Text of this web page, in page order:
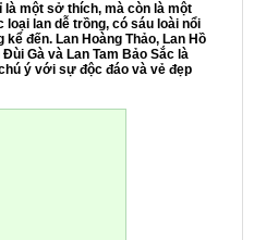
là một sở thích, mà còn là một
lan dễ trồng, có sáu loài nổi
đến. Lan Hoàng Thảo, Lan Hồ
Gà và Lan Tam Bảo Sắc là
ý với sự độc đáo và vẻ đẹp